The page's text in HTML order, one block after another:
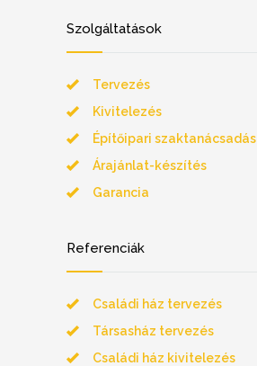
Szolgáltatások
Tervezés
Kivitelezés
Építőipari szaktanácsadás
Árajánlat-készítés
Garancia
Referenciák
Családi ház tervezés
Társasház tervezés
Családi ház kivitelezés